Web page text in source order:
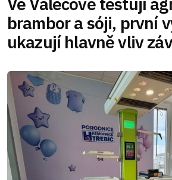
brambor a sóji, první
ukazují hlavně vliv